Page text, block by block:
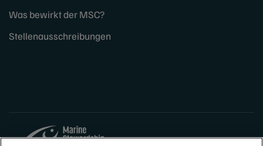
Was bewirkt der MSC?
Stellenausschreibungen